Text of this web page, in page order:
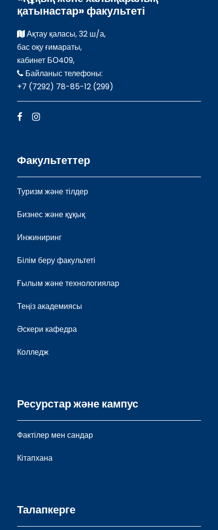
қатынастар» факультеті
Ақтау қаласы, 32 ш/а,
бас оқу ғимараты,
кабинет БО409,
Байланыс телефоны:
+7 (7292) 78-85-12 (299)
Факультеттер
Туризм және тілдер
Бизнес және құқық
Инжиниринг
Білім беру факультеті
Ғылым және технологиялар
Теңіз академиясы
Әскери кафедра
Колледж
Ресурстар және кампус
Фактілер мен сандар
Кітапхана
Талапкерге